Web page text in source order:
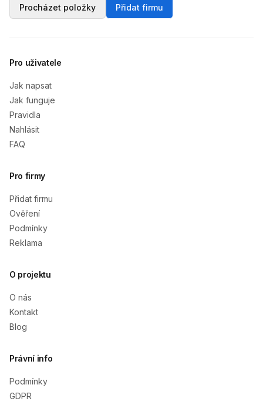
Procházet položky
Přidat firmu
Pro uživatele
Jak napsat
Jak funguje
Pravidla
Nahlásit
FAQ
Pro firmy
Přidat firmu
Ověření
Podmínky
Reklama
O projektu
O nás
Kontakt
Blog
Právní info
Podmínky
GDPR